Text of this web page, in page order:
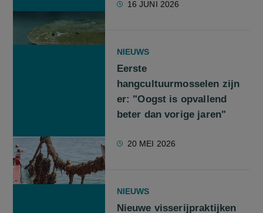
16 JUNI 2026
NIEUWS
Eerste
hangcultuurmosselen zijn
er: "Oogst is opvallend
beter dan vorige jaren"
20 MEI 2026
NIEUWS
Nieuwe visserijpraktijken